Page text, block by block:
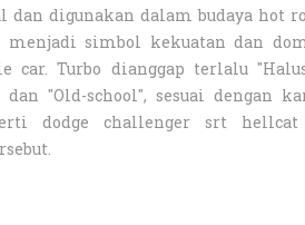
dan digunakan dalam budaya hot
simbol kekuatan dan
car. Turbo dianggap terlalu
"Old-school", sesuai dengan
dodge challenger srt hellcat